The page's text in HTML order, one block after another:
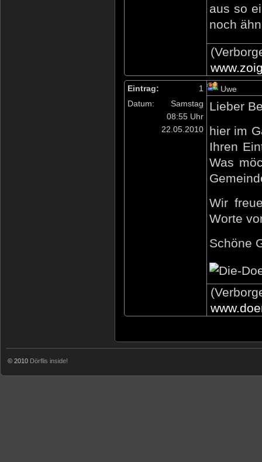
aus so
noch
Eintrag:
1
Datum:
Samstag
08:55 Uhr
22.05.2010
Uwe
Lieber
hier im
Ihren
Was
Wir
Worte
Schöne
© 2010 Dörflis inside!